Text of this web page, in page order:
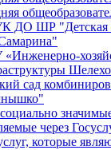
ДО ШР "Детская
сад
через
которые